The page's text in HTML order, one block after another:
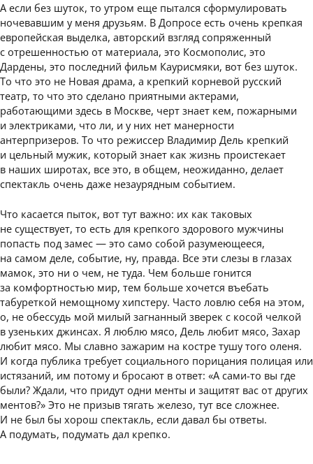
А если без шуток, то утром еще пытался сформулировать
ночевавшим у меня друзьям. В Допросе есть очень крепкая
европейская выделка, авторский взгляд сопряженный
с отрешенностью от материала, это Космополис, это
Дардены, это последний фильм Каурисмяки, вот без шуток.
То что это не Новая драма, а крепкий корневой русский
театр, то что это сделано приятными актерами,
работающими здесь в Москве, черт знает кем, пожарными
и электриками, что ли, и у них нет манерности
антерпризеров. То что режиссер Владимир Дель крепкий
и цельный мужик, который знает как жизнь проистекает
в наших широтах, все это, в общем, неожиданно, делает
спектакль очень даже незаурядным событием.
Что касается пыток, вот тут важно: их как таковых
не существует, то есть для крепкого здорового мужчины
попасть под замес — это само собой разумеющееся,
на самом деле, событие, ну, правда. Все эти слезы в глазах
мамок, это ни о чем, не туда. Чем больше гонится
за комфортностью мир, тем больше хочется въебать
табуреткой немощному хипстеру. Часто ловлю себя на этом,
о, не обессудь мой милый загнанный зверек с косой челкой
в узеньких джинсах. Я люблю мясо, Дель любит мясо, Захар
любит мясо. Мы славно зажарим на костре тушу того оленя.
И когда публика требует социального порицания полицая или
истязаний, им потому и бросают в ответ: «А сами-то вы где
были? Ждали, что придут одни менты и защитят вас от других
ментов?» Это не призыв тягать железо, тут все сложнее.
И не был бы хорош спектакль, если давал бы ответы.
А подумать, подумать дал крепко.